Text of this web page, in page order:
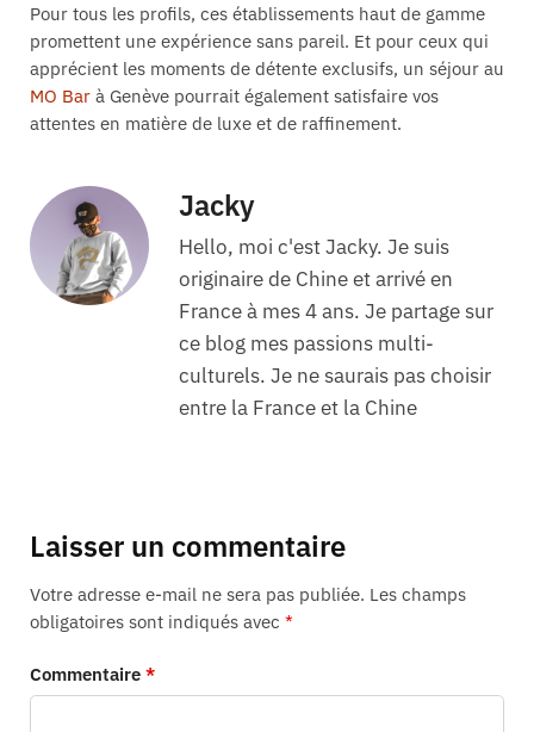
Pour tous les profils, ces établissements haut de gamme
promettent une expérience sans pareil. Et pour ceux qui
apprécient les moments de détente exclusifs, un séjour au
MO Bar à Genève pourrait également satisfaire vos
attentes en matière de luxe et de raffinement.
Jacky
Hello, moi c'est Jacky. Je suis
originaire de Chine et arrivé en
France à mes 4 ans. Je partage sur
ce blog mes passions multi-
culturels. Je ne saurais pas choisir
entre la France et la Chine
Laisser un commentaire
Votre adresse e-mail ne sera pas publiée. Les champs
obligatoires sont indiqués avec *
Commentaire *